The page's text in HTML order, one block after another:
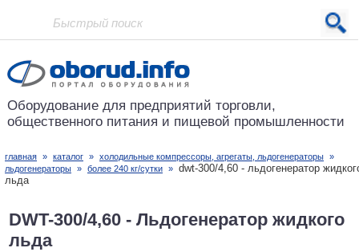
Проект основан в 2001 году
Оборудование для предприятий торговли,
общественного питания и пищевой промышленности
главная » каталог » холодильные компрессоры, агрегаты, льдогенераторы »
льдогенераторы » более 240 кг/сутки » dwt-300/4,60 - льдогенератор
льда
DWT-300/4,60 - Льдогенератор жидкого
льда